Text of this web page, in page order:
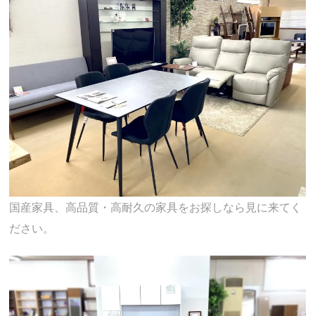
国産家具、高品質・高耐久の家具をお探しなら見に来てく
ださい。